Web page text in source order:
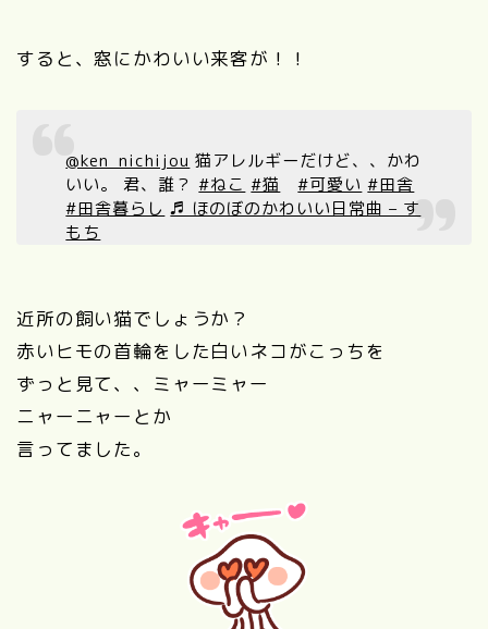
すると、窓にかわいい来客が！！
@ken_nichijou 猫アレルギーだけど、、かわ
いい。 君、誰？#ねこ #猫 #可愛い #田舎
#田舎暮らし ♬ ほのぼのかわいい日常曲 – す
もち
近所の飼い猫でしょうか？
赤いヒモの首輪をした白いネコがこっちを
ずっと見て、、ミャーミャー
ニャーニャーとか
言ってました。